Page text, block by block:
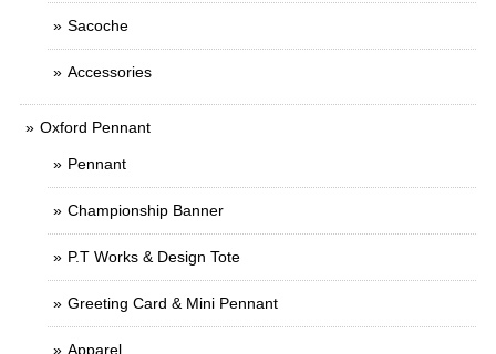
Sacoche
Accessories
Oxford Pennant
Pennant
Championship Banner
P.T Works & Design Tote
Greeting Card & Mini Pennant
Apparel